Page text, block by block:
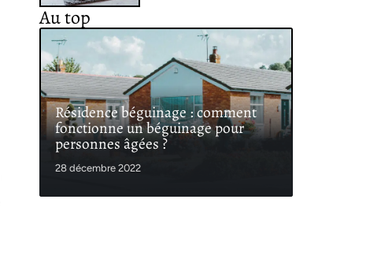
Au top
Résidence béguinage : comment
fonctionne un béguinage pour
personnes âgées ?
28 décembre 2022